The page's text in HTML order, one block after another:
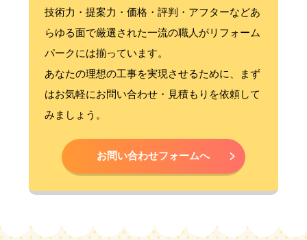
技術力・提案力・価格・評判・アフターなどあ
らゆる面で厳選された一流の職人がリフォーム
パークには揃っています。
あなたの理想の工事を実現させるために、まず
はお気軽にお問い合わせ・見積もりを依頼して
みましょう。
お問い合わせフォームへ